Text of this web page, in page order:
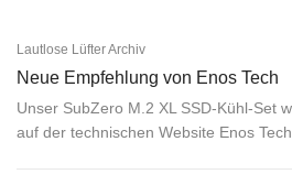
Lautlose Lüfter Archiv
Neue Empfehlung von Enos Tech
Unser SubZero M.2 XL SSD-Kühl-Set
auf der technischen Website Enos